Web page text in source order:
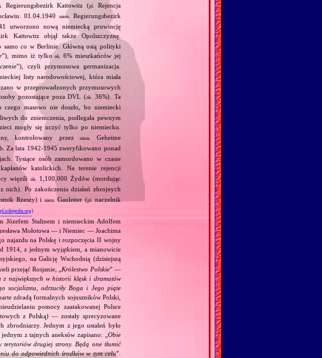
Regierungsbezirk Kattowitz (pl.
Rejencja
01.04.1940 niem.
Regierungsbezirk
utworzono nową niemiecką prowincję
Kattowitz objął także Opolszczyznę.
samo co w Berlinie. Główną osią polityki
”), mimo iż tylkook.
6% mieszkańców jej
”), czyli przymusowa germanizacja.
listy narodowościowej, która miała
w przeprowadzonych przymusowych
pozostające poza DVL (ok.
36%). Ta
czego masowo nie doszło, bo niemiecki
do zniemczenia, podlegała pewnym
mogły się uczyć tylko po niemiecku.
kontrolowany przezniem.
Geheime
Za lata 1942‐1945 zweryfikowano ponad
Tysiące osób zamordowano w czasie
katolickich. Na terenie rejencji
więzili
ok. 1,100,000 Żydów (mordując
nich). Po zakończeniu działań zbrojnych
Rzeszy) i niem. Gauleiter (pl.
naczelnik
pl.wikipedia.org)
Józefem Stalinem i niemieckim Adolfem
Mołotowa — i Niemiec — Joachima
najazdu na Polskę i rozpoczęcia II wojny
1914, z jednym wyjątkiem, a mianowicie
na Galicję Wschodnią (dzisiejszą
przejąć Rosjanie, „ Królestwo Polskie” —
z największych w historii klęsk i dramatów
socjalizmu, odrzuciły Boga i Jego piąte
zdradą formalnych sojuszników Polski,
pomocy zaatakowanej Polsce
z Polską) — zostały sprecyzowane
zbrodniarzy. Jednym z jego ustaleń było
z tajnych aneksów zapisano: „ Obie
drugiej strony. Będą one tłumić
do odpowiednich środków w tym celu”.